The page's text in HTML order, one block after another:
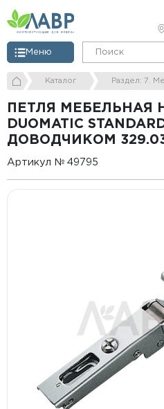
Меню
Каталог Раздел: 7.
ПЕТЛЯ МЕБЕЛЬНАЯ
DUOMATIC
ДОВОДЧИКОМ
Артикул № 49795